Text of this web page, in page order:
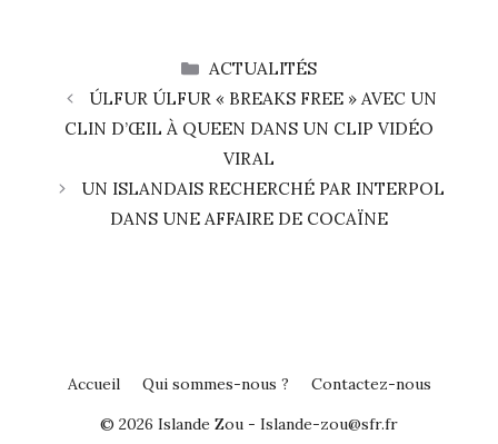
CATÉGORIES
ACTUALITÉS
ÚLFUR ÚLFUR « BREAKS FREE » AVEC UN
CLIN D’ŒIL À QUEEN DANS UN CLIP VIDÉO
VIRAL
UN ISLANDAIS RECHERCHÉ PAR INTERPOL
DANS UNE AFFAIRE DE COCAÏNE
Accueil Qui sommes-nous ?
Contactez-nous
© 2026 Islande Zou - Islande-zou@sfr.fr